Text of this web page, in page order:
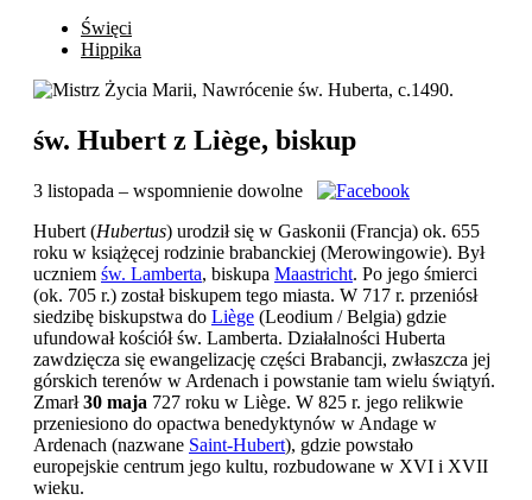
Święci
Hippika
św. Hubert z Liège, biskup
3 listopada – wspomnienie dowolne
Hubert (Hubertus) urodził się w Gaskonii (Francja) ok. 655
roku w książęcej rodzinie brabanckiej (Merowingowie). Był
uczniem św. Lamberta, biskupa Maastricht. Po jego śmierci
(ok. 705 r.) został biskupem tego miasta. W 717 r. przeniósł
siedzibę biskupstwa do Liège (Leodium / Belgia) gdzie
ufundował kościół św. Lamberta. Działalności Huberta
zawdzięcza się ewangelizację części Brabancji, zwłaszcza jej
górskich terenów w Ardenach i powstanie tam wielu świątyń.
Zmarł30 maja 727 roku w Liège. W 825 r. jego relikwie
przeniesiono do opactwa benedyktynów w Andage w
Ardenach (nazwane Saint-Hubert), gdzie powstało
europejskie centrum jego kultu, rozbudowane w XVI i XVII
wieku.